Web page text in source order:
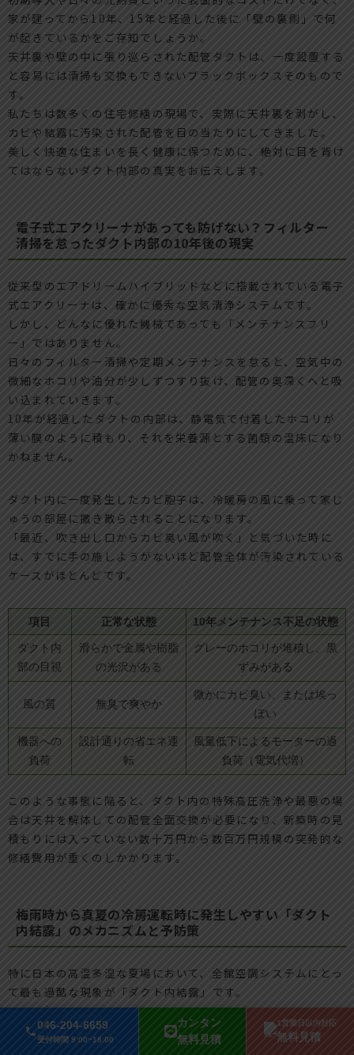
046-204-6659
受付時間 9:00~18:00
カンタン
無料見積
1営業日以内対応
無料見積
家が建ってから10年、15年と経過した後に「壁の裏側」で何
が起きているかをご存知でしょうか。
天井裏や壁の中に張り巡らされた配管ダクトは、一度設置する
と容易には清掃も交換もできないブラックボックスそのもので
す。
私たちは数多くの住宅修繕の現場で、実際に天井裏を剥がし、
カビや結露に汚染された配管を目の当たりにしてきました。
美しく快適な住まいを長く健康に保つために、絶対に目を背け
てはならないダクト内部の真実をお伝えします。
電子式エアクリーナがあっても防げない？フィルター
清掃を怠ったダクト内部の10年後の現実
従来型のエアドリームハイブリッドなどに搭載されている電子
式エアクリーナは、確かに優秀な空気清浄システムです。
しかし、どんなに優れた機械であっても「メンテナンスフリ
ー」ではありません。
日々のフィルター清掃や定期メンテナンスを怠ると、空気中の
微細なホコリや油分が少しずつすり抜け、配管の奥深くへと吸
い込まれていきます。
10年が経過したダクトの内部は、静電気で付着したホコリが
薄い膜のように積もり、それを栄養源とする菌類の温床になり
かねません。
ダクト内に一度発生したカビ胞子は、冷暖房の風に乗って家じ
ゅうの部屋に撒き散らされることになります。
「最近、吹き出し口からカビ臭い風が吹く」と気づいた時に
は、すでに手の施しようがないほど配管全体が汚染されている
ケースがほとんどです。
項目 正常な状態 10年メンテナンス不足の状態
ダクト内
部の目視
滑らかで金属や樹脂
の光沢がある
グレーのホコリが堆積し、黒
ずみがある
風の質 無臭で爽やか
微かにカビ臭い、または埃っ
ぽい
機器への
負荷
設計通りの省エネ運
転
風量低下によるモーターの過
負荷（電気代増）
このような事態に陥ると、ダクト内の特殊高圧洗浄や最悪の場
合は天井を解体しての配管全面交換が必要になり、新築時の見
積もりには入っていない数十万円から数百万円規模の突発的な
修繕費用が重くのしかかります。
梅雨時から真夏の冷房運転時に発生しやすい「ダクト
内結露」のメカニズムと予防策
特に日本の高温多湿な夏場において、全館空調システムにとっ
て最も過酷な現象が「ダクト内結露」です。
冷たい飲み物を入れたグラスの表面に水滴がつくのと同じ現象
が、天井裏の冷たい風が通るダクトの外側や、風量が落ちて湿
気が溜まったダクトの内側で発生します。